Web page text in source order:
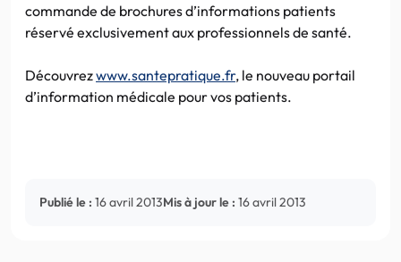
commande de brochures d’informations patients
réservé exclusivement aux professionnels de santé.
Découvrezwww.santepratique.fr, le nouveau portail
d’information médicale pour vos patients.
Publié le : 16 avril 2013Mis à jour le : 16 avril 2013